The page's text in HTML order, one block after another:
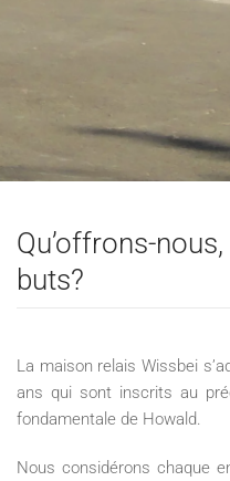
Qu’offrons-
buts?
La maison relais Wissbei
ans qui sont inscrits au
fondamentale de Howald.
Nous considérons chaque